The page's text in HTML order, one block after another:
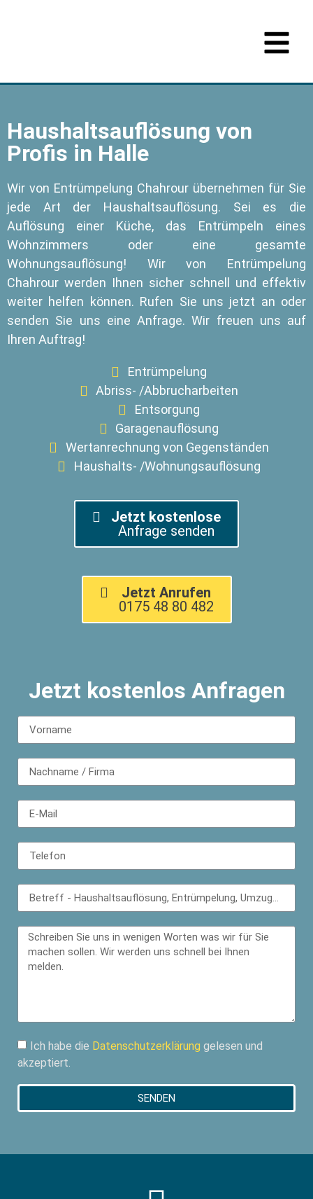
Haushaltsauflösung von
Profis in Halle
Wir von Entrümpelung Chahrour übernehmen für Sie
jede Art der Haushaltsauflösung. Sei es die
Auflösung einer Küche, das Entrümpeln eines
Wohnzimmers oder eine gesamte
Wohnungsauflösung! Wir von Entrümpelung
Chahrour werden Ihnen sicher schnell und effektiv
weiter helfen können. Rufen Sie uns jetzt an oder
senden Sie uns eine Anfrage. Wir freuen uns auf
Ihren Auftrag!
Entrümpelung
Abriss- /Abbrucharbeiten
Entsorgung
Garagenauflösung
Wertanrechnung von Gegenständen
Haushalts- /Wohnungsauflösung
Jetzt kostenlose
Anfrage senden
Jetzt Anrufen
0175 48 80 482
Jetzt kostenlos Anfragen
Ich habe die Datenschutzerklärung gelesen und
akzeptiert.
SENDEN